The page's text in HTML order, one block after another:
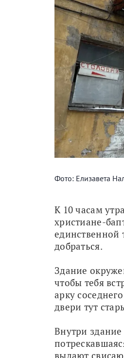
Фото: Елизавета
К 10 часам
христиане-
единственной
добраться.
Здание
чтобы тебя
арку
двери тут
Внутри
выдают